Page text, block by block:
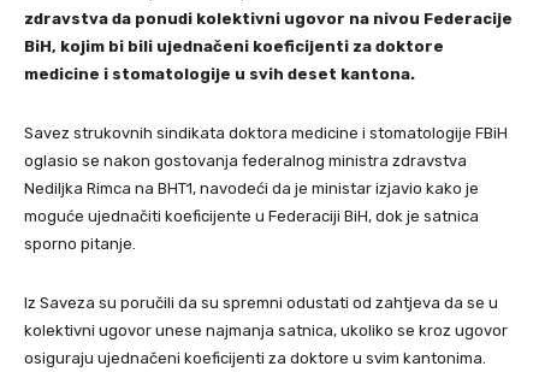
zdravstva da ponudi kolektivni ugovor na nivou Federacije
BiH, kojim bi bili ujednačeni koeficijenti za doktore
medicine i stomatologije u svih deset kantona.
Savez strukovnih sindikata doktora medicine i stomatologije FBiH
oglasio se nakon gostovanja federalnog ministra zdravstva
Nediljka Rimca na BHT1, navodeći da je ministar izjavio kako je
moguće ujednačiti koeficijente u Federaciji BiH, dok je satnica
sporno pitanje.
Iz Saveza su poručili da su spremni odustati od zahtjeva da se u
kolektivni ugovor unese najmanja satnica, ukoliko se kroz ugovor
osiguraju ujednačeni koeficijenti za doktore u svim kantonima.